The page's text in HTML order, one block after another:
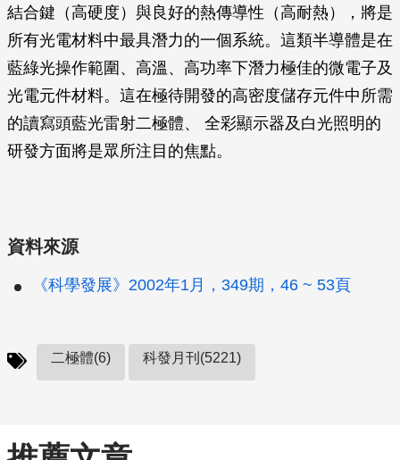
結合鍵（高硬度）與良好的熱傳導性（高耐熱），將是
所有光電材料中最具潛力的一個系統。這類半導體是在
藍綠光操作範圍、高溫、高功率下潛力極佳的微電子及
光電元件材料。這在極待開發的高密度儲存元件中所需
的讀寫頭藍光雷射二極體、 全彩顯示器及白光照明的
研發方面將是眾所注目的焦點。
資料來源
《科學發展》2002年1月，349期，46 ~ 53頁
二極體(6) 科發月刊(5221)